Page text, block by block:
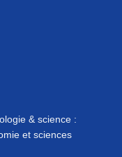
& science :
et sciences